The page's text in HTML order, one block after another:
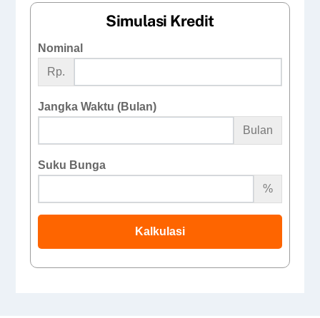
Simulasi Kredit
Nominal
Rp.
Jangka Waktu (Bulan)
Bulan
Suku Bunga
%
Kalkulasi